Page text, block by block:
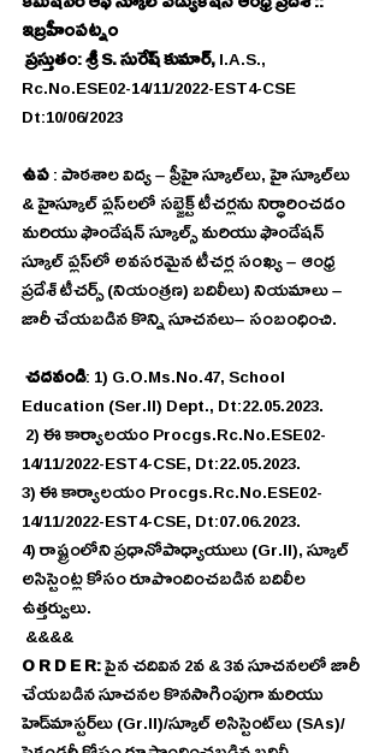
ఇబ్రహీంపట్నం
ప్రస్తుతం: శ్రీ S. సురేష్ కుమార్, I.A.S.,
Rc.No.ESE02-14/11/2022-EST4-CSE
Dt:10/06/2023
ఉప : పాఠశాల విద్య – ప్రీహై స్కూల్‌లు, హై స్కూల్‌లు
& హైస్కూల్ ప్లస్‌లలో సబ్జెక్ట్ టీచర్లను నిర్ధారించడం
మరియు ఫౌండేషన్ స్కూల్స్ మరియు ఫౌండేషన్
స్కూల్ ప్లస్‌లో అవసరమైన టీచర్ల సంఖ్య – ఆంధ్ర
ప్రదేశ్ టీచర్స్ (నియంత్రణ) బదిలీలు) నియమాలు –
జారీ చేయబడిన కొన్ని సూచనలు– సంబంధించి.
చదవండి: 1) G.O.Ms.No.47, School
Education (Ser.II) Dept., Dt:22.05.2023.
14/11/2022-EST4-CSE, Dt:22.05.2023.
3) ఈ కార్యాలయం Procgs.Rc.No.ESE02-
14/11/2022-EST4-CSE, Dt:07.06.2023.
4) రాష్ట్రంలోని ప్రధానోపాధ్యాయులు (Gr.II), స్కూల్
అసిస్టెంట్ల కోసం రూపొందించబడిన బదిలీల
ఉత్తర్వులు.
&&&&
O R D E R: పైన చదివిన 2వ & 3వ సూచనలలో జారీ
చేయబడిన సూచనల కొనసాగింపుగా మరియు
హెడ్‌మాస్టర్‌లు (Gr.II)/స్కూల్ అసిస్టెంట్‌లు (SAs)/